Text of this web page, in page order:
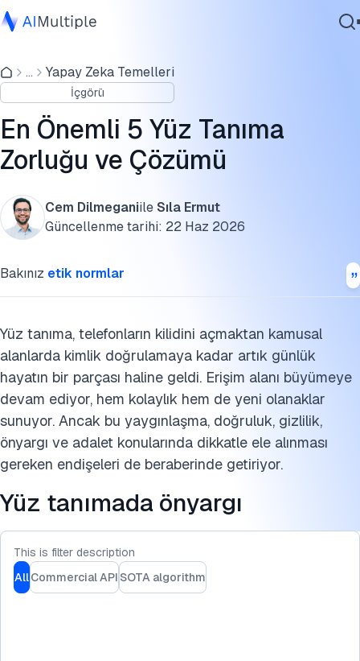
Ajanik Yapay Zeka
Siber güvenlik
Veri
Kurumsal Yazılım
Hizmetler
... Yapay Zeka Temelleri
İçgörü
En Önemli 5 Yüz Tanıma
Zorluğu ve Çözümü
Cem DilmeganiileSıla Ermut
Güncellenme tarihi: 22 Haz 2026
Bakınız etik normlar
Yüz tanıma, telefonların kilidini açmaktan kamusal
alanlarda kimlik doğrulamaya kadar artık günlük
hayatın bir parçası haline geldi. Erişim alanı büyümeye
devam ediyor, hem kolaylık hem de yeni olanaklar
sunuyor. Ancak bu yaygınlaşma, doğruluk, gizlilik,
önyargı ve adalet konularında dikkatle ele alınması
gereken endişeleri de beraberinde getiriyor.
Yüz tanımada önyargı
This is filter description
AllCommercial API SOTA algorithm
1. Gizlilik ve gözetim
2. Önyargı ve yanlış tanımlama
3. Veri güvenliği ve kötüye kullanım
5. Etik ve toplumsal sorunlar
SSS'ler
Bu araştırmayı kaynak gösterin